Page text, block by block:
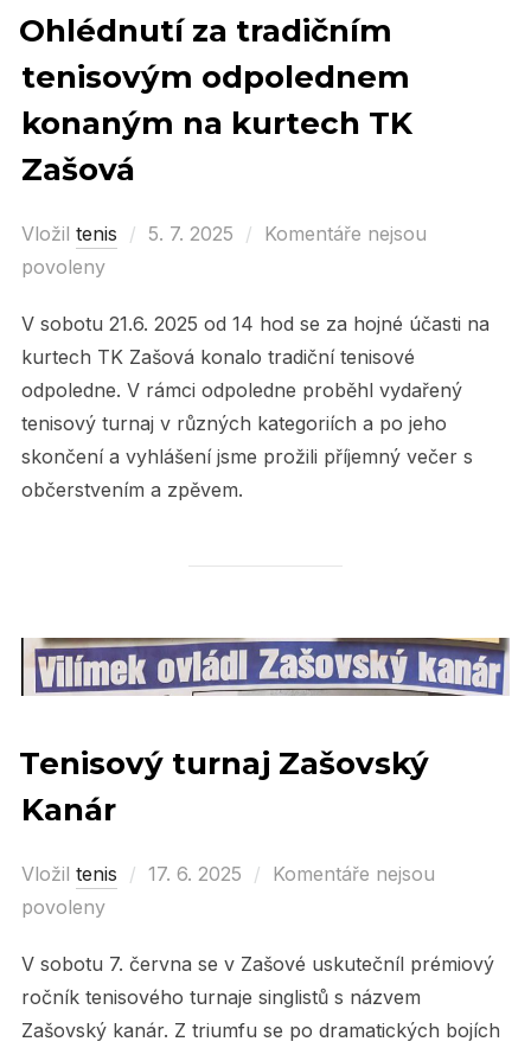
Ohlédnutí za tradičním
tenisovým odpolednem
konaným na kurtech TK
Zašová
Vložil tenis
Posted
5. 7. 2025
Komentáře nejsou
povoleny
V sobotu 21.6. 2025 od 14 hod se za hojné účasti na
kurtech TK Zašová konalo tradiční tenisové
odpoledne. V rámci odpoledne proběhl vydařený
tenisový turnaj v různých kategoriích a po jeho
skončení a vyhlášení jsme prožili příjemný večer s
občerstvením a zpěvem.
Tenisový turnaj Zašovský
Kanár
Vložil tenis
Posted
17. 6. 2025
Komentáře nejsou
povoleny
V sobotu 7. června se v Zašové uskutečníl prémiový
ročník tenisového turnaje singlistů s názvem
Zašovský kanár. Z triumfu se po dramatických bojích